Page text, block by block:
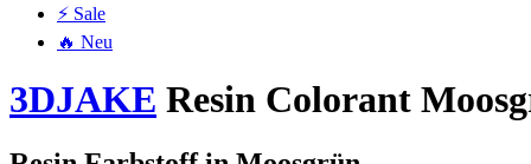
⚡ Sale
🔥 Neu
3DJAKE Resin Colorant